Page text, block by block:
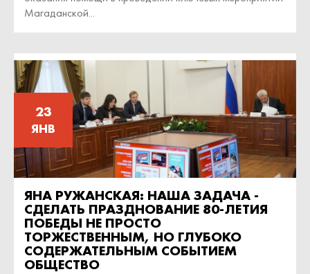
Магаданской...
23
ЯНВ
ЯНА РУЖАНСКАЯ: НАША ЗАДАЧА -
СДЕЛАТЬ ПРАЗДНОВАНИЕ 80-ЛЕТИЯ
ПОБЕДЫ НЕ ПРОСТО
ТОРЖЕСТВЕННЫМ, НО ГЛУБОКО
СОДЕРЖАТЕЛЬНЫМ СОБЫТИЕМ
ОБЩЕСТВО